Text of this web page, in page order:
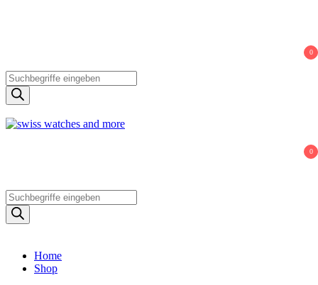
0
Products
search
0
Products
search
Home
Shop